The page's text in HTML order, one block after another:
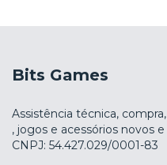
Bits Games
Assistência técnica,
, jogos e acessórios novos
CNPJ: 54.427.029/0001-83